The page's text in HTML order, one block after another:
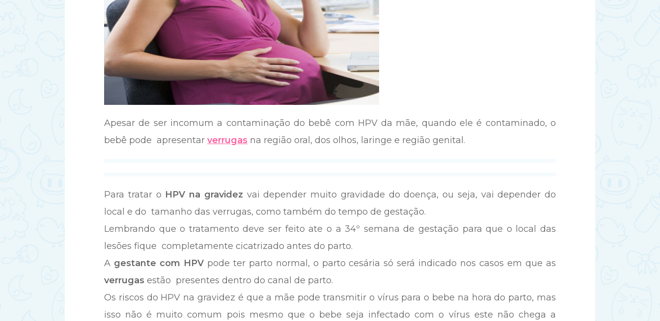
Apesar de ser incomum a contaminação do bebê com HPV da mãe, quando ele é contaminado, o
bebê pode apresentar verrugas na região oral, dos olhos, laringe e região genital.
Para tratar o HPV na gravidez vai depender muito gravidade do doença, ou seja, vai depender do
local e do tamanho das verrugas, como também do tempo de gestação.
Lembrando que o tratamento deve ser feito ate o a 34º semana de gestação para que o local das
lesões fique completamente cicatrizado antes do parto.
A gestante com HPVpode ter parto normal, o parto cesária só será indicado nos casos em que as
verrugas estão presentes dentro do canal de parto.
Os riscos do HPV na gravidez é que a mãe pode transmitir o vírus para o bebe na hora do parto, mas
isso não é muito comum pois mesmo que o bebe seja infectado com o vírus este não chega a